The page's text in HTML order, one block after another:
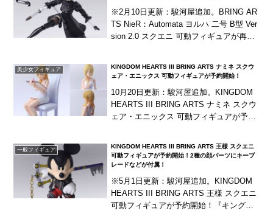
※2月10日更新：駿河屋追加。BRING AR
TS NieR：Automata ヨルハ 二号 B型 Ver
sion 2.0 スクエニ 可動フィギュアが再販
美少女フィギュア
KINGDOM HEARTS III BRING ARTS ナミネ スクウ
ェア・エニックス 可動フィギュアが予約開始！
10月20日更新：駿河屋追加。KINGDOM
HEARTS III BRING ARTS ナミネ スクウ
ェア・エニックス 可動フィギュアが予約
一般フィギュア
KINGDOM HEARTS III BRING ARTS 王様 スクエニ
可動フィギュアが予約開始！2種の顔パーツにキーブ
レードなどが付属！
※5月1日更新：駿河屋追加。KINGDOM
HEARTS III BRING ARTS 王様 スクエニ
可動フィギュアが予約開始！『キングダ